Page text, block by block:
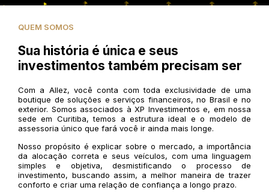
QUEM SOMOS
Sua história é única e seus
investimentos também precisam ser
Com a Allez, você conta com toda exclusividade de uma
boutique de soluções e serviços financeiros, no Brasil e no
exterior. Somos associados à XP Investimentos e, em nossa
sede em Curitiba, temos a estrutura ideal e o modelo de
assessoria único que fará você ir ainda mais longe.
Nosso propósito é explicar sobre o mercado, a importância
da alocação correta e seus veículos, com uma linguagem
simples e objetiva, desmistificando o processo de
investimento, buscando assim, a melhor maneira de trazer
conforto e criar uma relação de confiança a longo prazo.